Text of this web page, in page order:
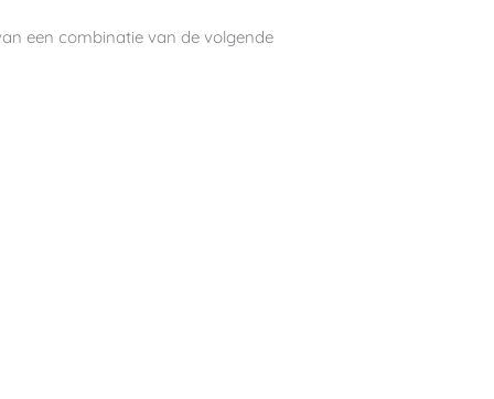
een combinatie van de volgende